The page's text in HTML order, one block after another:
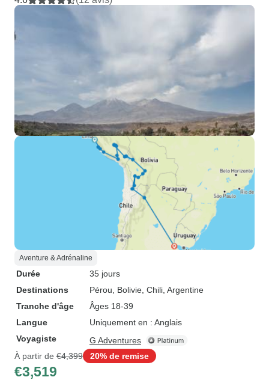
Aventure & Adrénaline
Durée
35 jours
Destinations
Pérou , Bolivie , Chili , Argentine
Tranche d'âge
Âges 18-39
Langue
Uniquement en : Anglais
Voyagiste
G Adventures
À partir de €4,399 20% de remise
€3,519